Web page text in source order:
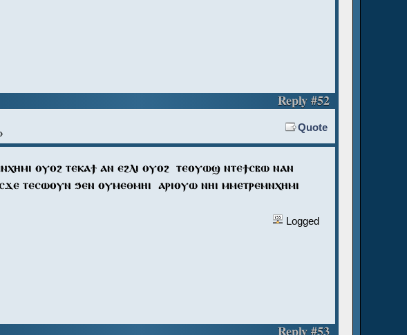
Reply #52
Quote
ⲟⲩⲟϩ ⲧⲉⲕⲁϯ ⲁⲛ ⲉϩⲗⲓ ⲟⲩⲟϩ ⲧⲉⲟⲩⲱϣ ⲛⲧⲉϯⲥⲃⲱ ⲛⲁⲛ
ⲧⲉⲥⲱⲟⲩⲛ ϧⲉⲛ ⲟⲩⲙⲉⲑⲙⲏⲓ ⲁⲣⲓⲟⲩⲱ ⲛⲏⲓ ⲙⲙⲉⲧⲣⲉⲙⲛⲭⲏⲙⲓ
Logged
Reply #53